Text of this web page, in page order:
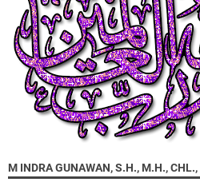
M INDRA GUNAWAN, S.H., M.H., CHL.,